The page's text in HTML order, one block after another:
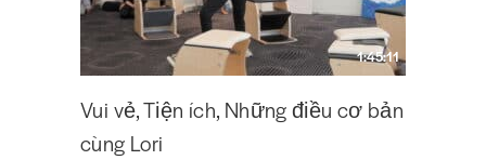
1:45:11
Vui vẻ, Tiện ích, Những điều cơ bản
cùng Lori